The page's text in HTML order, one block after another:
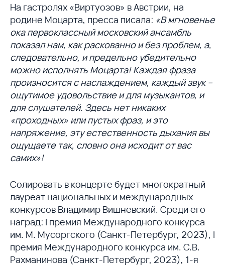
На гастролях «Виртуозов» в Австрии, на
родине Моцарта, пресса писала: «В мгновенье
ока первоклассный московский ансамбль
показал нам, как раскованно и без проблем, а,
следовательно, и предельно убедительно
можно исполнять Моцарта! Каждая фраза
произносится с наслаждением, каждый звук –
ощутимое удовольствие и для музыкантов, и
для слушателей. Здесь нет никаких
«проходных» или пустых фраз, и это
напряжение, эту естественность дыхания вы
ощущаете так, словно она исходит от вас
самих»!
Солировать в концерте будет многократный
лауреат национальных и международных
конкурсов Владимир Вишневский. Среди его
наград: I премия Международного конкурса
им. М. Мусоргского (Санкт-Петербург, 2023), I
премия Международного конкурса им. С.В.
Рахманинова (Санкт-Петербург, 2023), 1-я